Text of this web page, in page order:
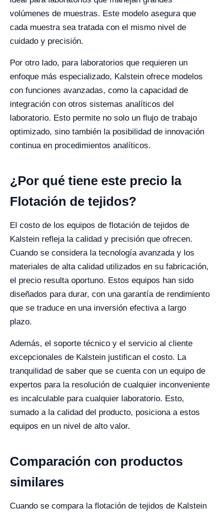
volúmenes de muestras. Este modelo asegura que
cada muestra sea tratada con el mismo nivel de
cuidado y precisión.
Por otro lado, para laboratorios que requieren un
enfoque más especializado, Kalstein ofrece modelos
con funciones avanzadas, como la capacidad de
integración con otros sistemas analíticos del
laboratorio. Esto permite no solo un flujo de trabajo
optimizado, sino también la posibilidad de innovación
continua en procedimientos analíticos.
¿Por qué tiene este precio la
Flotación de tejidos?
El costo de los equipos de flotación de tejidos de
Kalstein refleja la calidad y precisión que ofrecen.
Cuando se considera la tecnología avanzada y los
materiales de alta calidad utilizados en su fabricación,
el precio resulta oportuno. Estos equipos han sido
diseñados para durar, con una garantía de rendimiento
que se traduce en una inversión efectiva a largo
plazo.
Además, el soporte técnico y el servicio al cliente
excepcionales de Kalstein justifican el costo. La
tranquilidad de saber que se cuenta con un equipo de
expertos para la resolución de cualquier inconveniente
es incalculable para cualquier laboratorio. Esto,
sumado a la calidad del producto, posiciona a estos
equipos en un nivel de alto valor.
Comparación con productos
similares
Cuando se compara la flotación de tejidos de Kalstein